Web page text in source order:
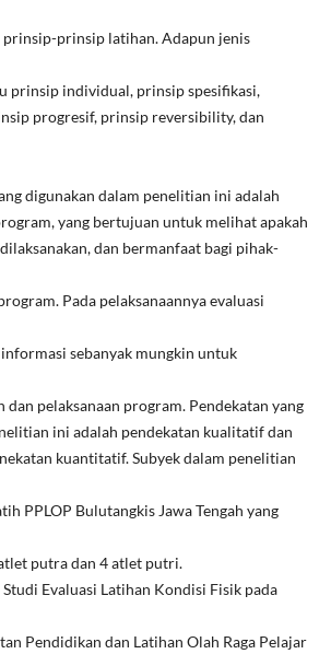
prinsip-prinsip latihan. Adapun jenis
prinsip individual, prinsip spesifikasi,
progresif, prinsip reversibility, dan
digunakan dalam penelitian ini adalah
yang bertujuan untuk melihat apakah
dan bermanfaat bagi pihak-
Pada pelaksanaannya evaluasi
sebanyak mungkin untuk
dan pelaksanaan program. Pendekatan yang
ini adalah pendekatan kualitatif dan
kuantitatif. Subyek dalam penelitian
PPLOP Bulutangkis Jawa Tengah yang
putra dan 4 atlet putri.
Evaluasi Latihan Kondisi Fisik pada
Pendidikan dan Latihan Olah Raga Pelajar